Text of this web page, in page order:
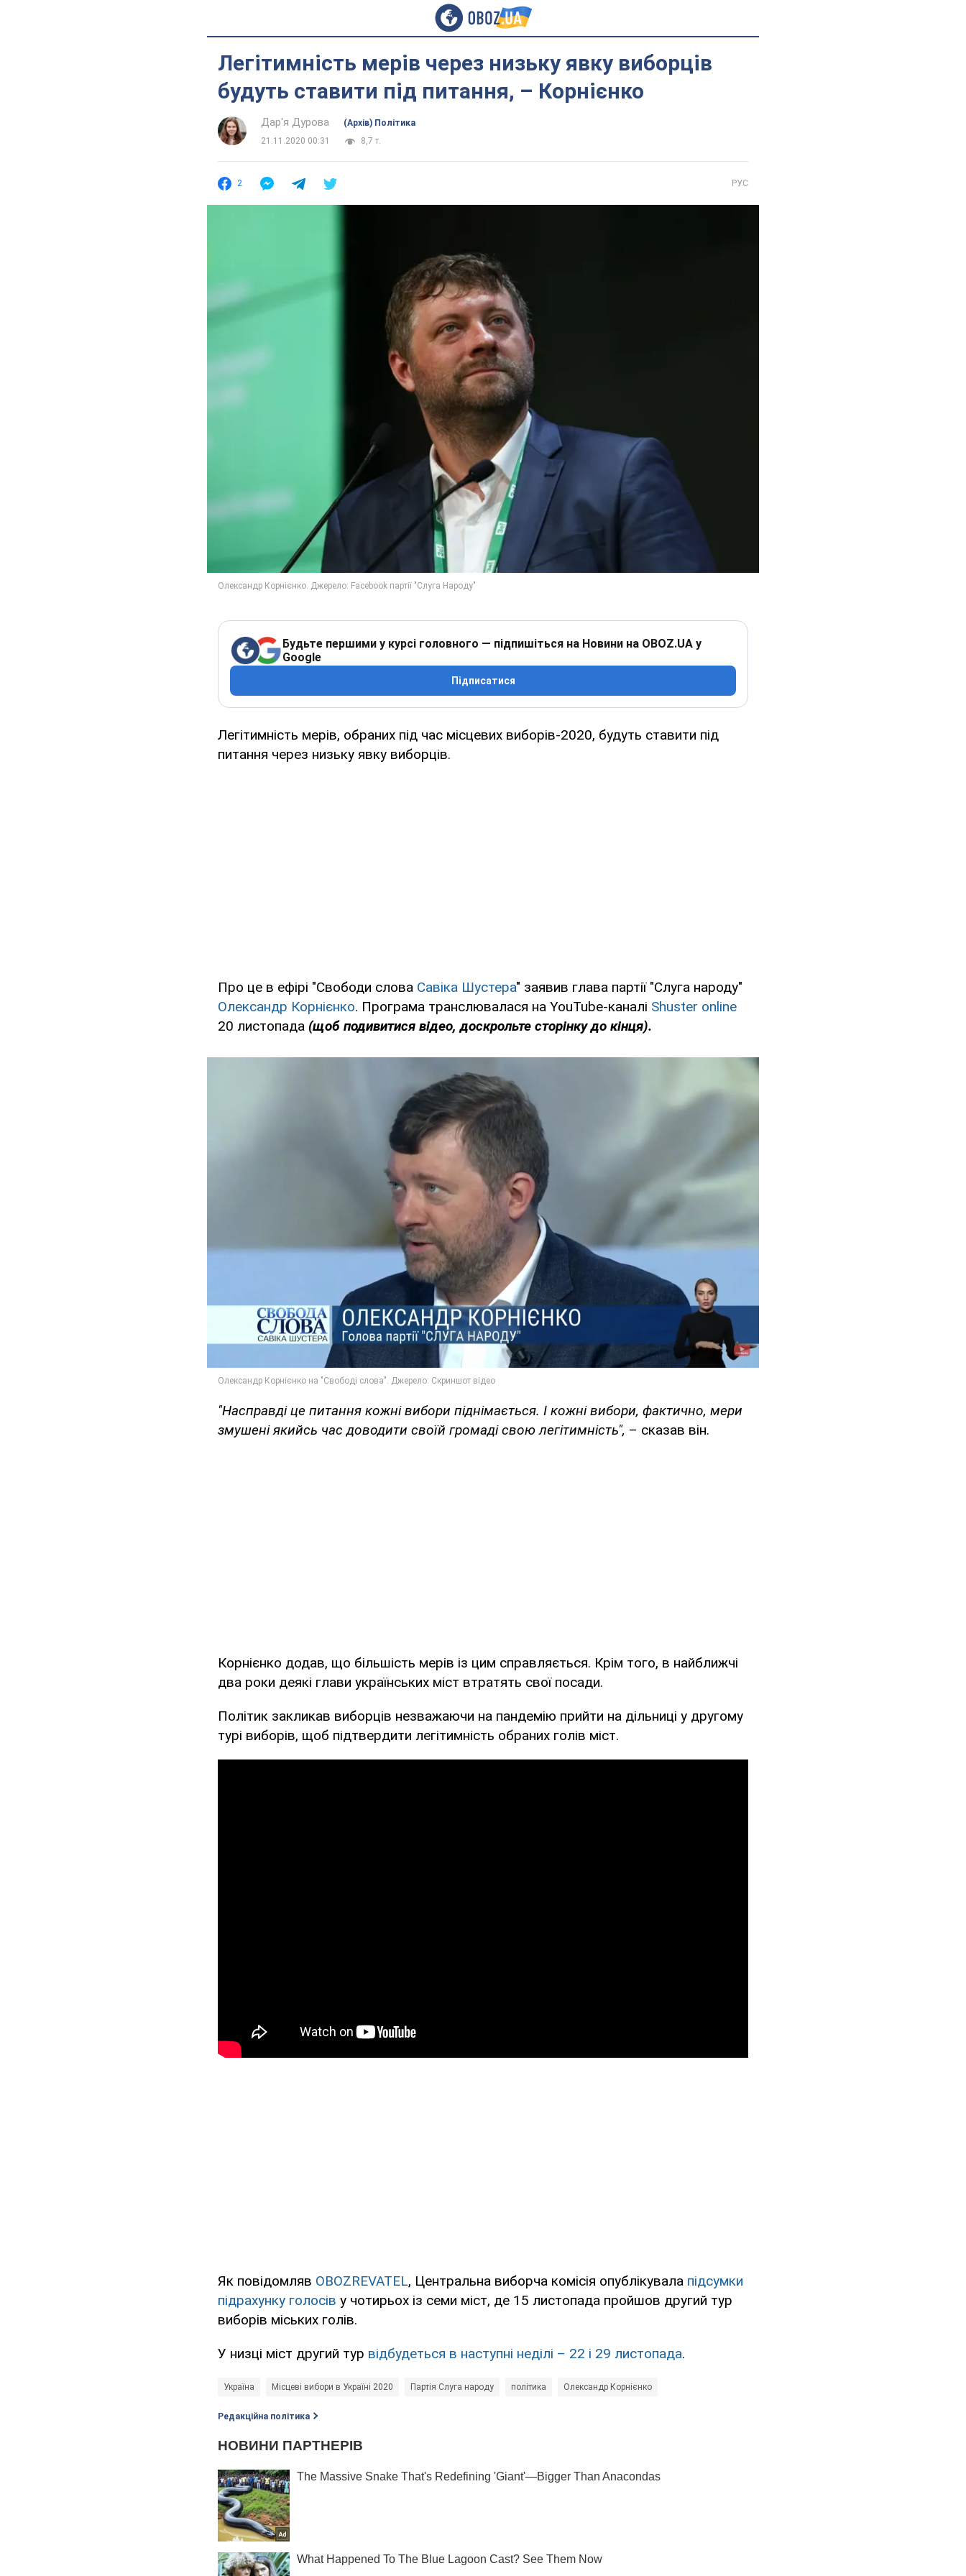
Легітимність мерів через низьку явку виборців
будуть ставити під питання, – Корнієнко
Дар'я Дурова
(Архів) Політика
21.11.2020 00:31
8,7 т.
2 РУС
Будьте першими у курсі головного — підпишіться на Новини на OBOZ.UA у
Google
Підписатися
Легітимність мерів, обраних під час місцевих виборів-2020, будуть ставити під
питання через низьку явку виборців.
Про це в ефірі "Свободи слова Савіка Шустера" заявив глава партії "Слуга народу"
Олександр Корнієнко. Програма транслювалася на YouTube-каналі Shuster online
20 листопада (щоб подивитися відео, доскрольте сторінку до кінця).
"Насправді це питання кожні вибори піднімається. І кожні вибори, фактично, мери
змушені якийсь час доводити своїй громаді свою легітимність", – сказав він.
Корнієнко додав, що більшість мерів із цим справляється. Крім того, в найближчі
два роки деякі глави українських міст втратять свої посади.
Політик закликав виборців незважаючи на пандемію прийти на дільниці у другому
турі виборів, щоб підтвердити легітимність обраних голів міст.
Як повідомляв OBOZREVATEL, Центральна виборча комісія опублікувала підсумки
підрахунку голосів у чотирьох із семи міст, де 15 листопада пройшов другий тур
виборів міських голів.
У низці міст другий тур відбудеться в наступні неділі – 22 і 29 листопада.
Україна Місцеві вибори в Україні 2020 Партія Слуга народу політика Олександр Корнієнко
Редакційна політика